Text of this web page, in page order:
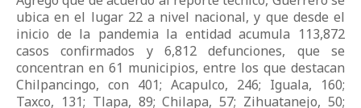
ubica en el lugar 22 a nivel nacional, y que desde el
inicio de la pandemia la entidad acumula 113,872
casos confirmados y 6,812 defunciones, que se
concentran en 61 municipios, entre los que destacan
Chilpancingo, con 401; Acapulco, 246; Iguala, 160;
Taxco, 131; Tlapa, 89; Chilapa, 57; Zihuatanejo, 50;